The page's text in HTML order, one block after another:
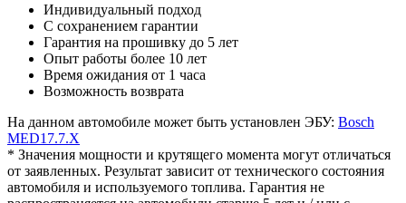
Индивидуальный подход
С сохранением гарантии
Гарантия на прошивку до 5 лет
Опыт работы более 10 лет
Время ожидания от 1 часа
Возможность возврата
На данном автомобиле может быть установлен ЭБУ: Bosch
MED17.7.X
* Значения мощности и крутящего момента могут отличаться
от заявленных. Результат зависит от технического состояния
автомобиля и используемого топлива. Гарантия не